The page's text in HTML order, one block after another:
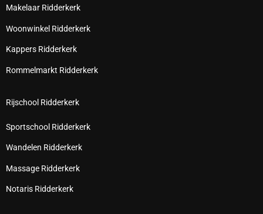
Makelaar Ridderkerk
Woonwinkel Ridderkerk
Kappers Ridderkerk
Rommelmarkt Ridderkerk
Rijschool Ridderkerk
Sportschool Ridderkerk
Wandelen Ridderkerk
Massage Ridderkerk
Notaris Ridderkerk